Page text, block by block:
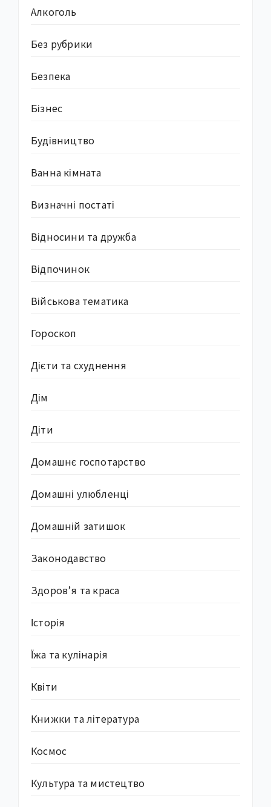
Алкоголь
Без рубрики
Безпека
Бізнес
Будівництво
Ванна кімната
Визначні постаті
Відносини та дружба
Відпочинок
Військова тематика
Гороскоп
Дієти та схуднення
Дім
Діти
Домашнє госпотарство
Домашні улюбленці
Домашній затишок
Законодавство
Здоров’я та краса
Історія
Їжа та кулінарія
Квіти
Книжки та література
Космос
Культура та мистецтво